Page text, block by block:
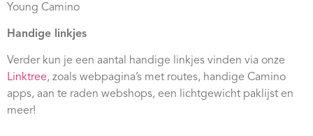
Handige linkjes
Verder kun je een aantal handige linkjes vinden via onze
Linktree, zoals webpagina’s met routes, handige Camino
apps, aan te raden webshops, een lichtgewicht paklijst en
meer!